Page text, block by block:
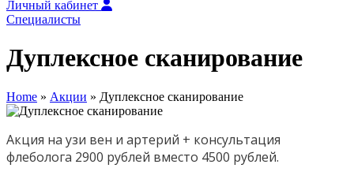
Личный кабинет
Специалисты
Дуплексное сканирование
Home » Акции » Дуплексное сканирование
Акция на узи вен и артерий + консультация
флеболога 2900 рублей вместо 4500 рублей.